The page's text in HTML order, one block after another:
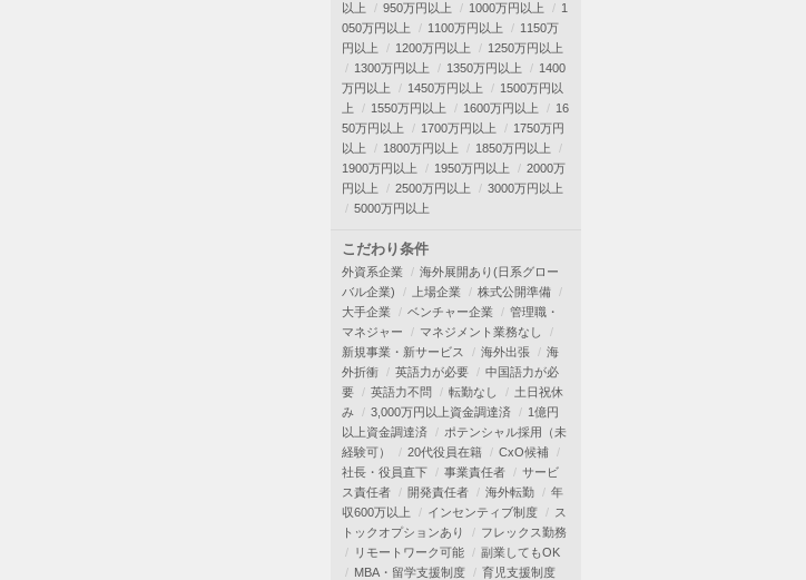
以上
950万円以上 1000万円以上
1
050万円以上
1100万円以上
1150万
円以上
1200万円以上
1250万円以上
1300万円以上
1350万円以上
1400
万円以上
1450万円以上
1500万円以
上
1550万円以上 1600万円以上
16
50万円以上
1700万円以上
1750万円
以上
1800万円以上
1850万円以上
1900万円以上
1950万円以上
2000万
円以上
2500万円以上
3000万円以上
5000万円以上
こだわり条件
外資系企業
海外展開あり(日系グロー
バル企業)
上場企業
株式公開準備
大手企業
ベンチャー企業
管理職・
マネジャー
マネジメント業務なし
新規事業・新サービス
海外出張
海
外折衝
英語力が必要
中国語力が必
要
英語力不問 転勤なし
土日祝休
み
3,000万円以上資金調達済
1億円
以上資金調達済
ポテンシャル採用（未
経験可）
20代役員在籍
CxO候補
社長・役員直下
事業責任者
サービ
ス責任者
開発責任者 海外転勤
年
収600万以上
インセンティブ制度
ス
トックオプションあり
フレックス勤務
リモートワーク可能
副業してもOK
MBA・留学支援制度
育児支援制度